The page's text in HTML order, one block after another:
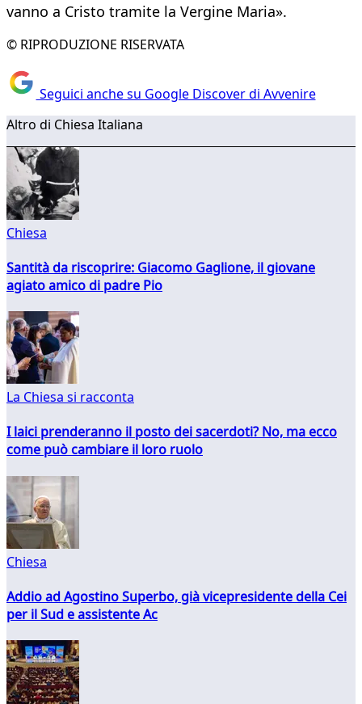
vanno a Cristo tramite la Vergine Maria».
© RIPRODUZIONE RISERVATA
Seguici anche su Google Discover di Avvenire
Altro di Chiesa Italiana
Chiesa
Santità da riscoprire: Giacomo Gaglione, il giovane
agiato amico di padre Pio
La Chiesa si racconta
I laici prenderanno il posto dei sacerdoti? No, ma ecco
come può cambiare il loro ruolo
Chiesa
Addio ad Agostino Superbo, già vicepresidente della Cei
per il Sud e assistente Ac